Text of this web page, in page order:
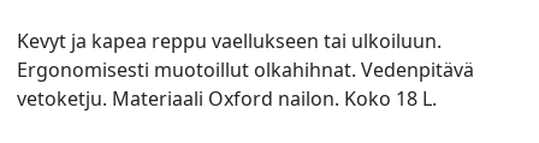
Kevyt ja kapea reppu vaellukseen tai ulkoiluun.
Ergonomisesti muotoillut olkahihnat. Vedenpitävä
vetoketju. Materiaali Oxford nailon. Koko 18 L.